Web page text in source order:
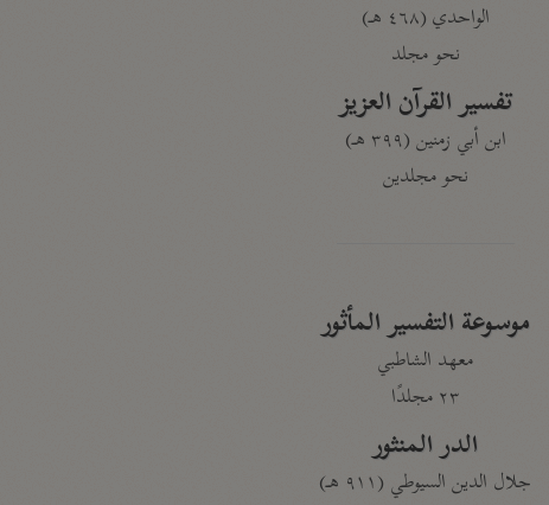
الواحدي (٤٦٨ هـ)
نحو مجلد
تفسير القرآن العزيز
ابن أبي زمنين (٣٩٩ هـ)
نحو مجلدين
موسوعة التفسير المأثور
معهد الشاطبي
٢٣ مجلدًا
الدر المنثور
جلال الدين السيوطي (٩١١ هـ)